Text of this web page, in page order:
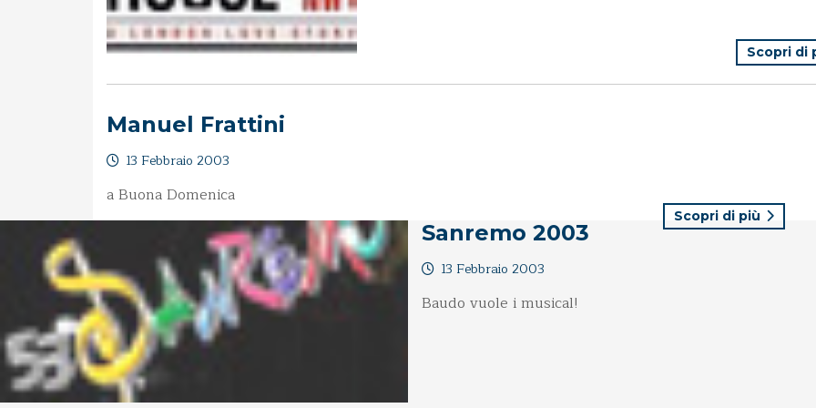
Scopri di
Manuel Frattini
13 Febbraio 2003
a Buona Domenica
Scopri di più
Sanremo 2003
13 Febbraio 2003
Baudo vuole i musical!